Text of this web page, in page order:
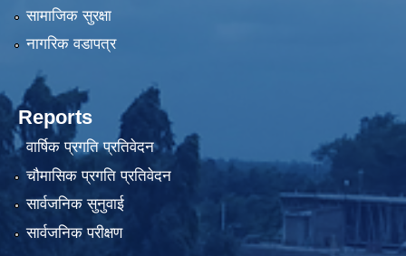
सामाजिक सुरक्षा
नागरिक वडापत्र
Reports
वार्षिक प्रगति प्रतिवेदन
चौमासिक प्रगति प्रतिवेदन
सार्वजनिक सुनुवाई
सार्वजनिक परीक्षण